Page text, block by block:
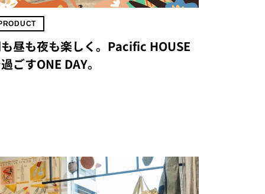
昼も夜も楽しく。Pacific HOUSE
ごすONE DAY。